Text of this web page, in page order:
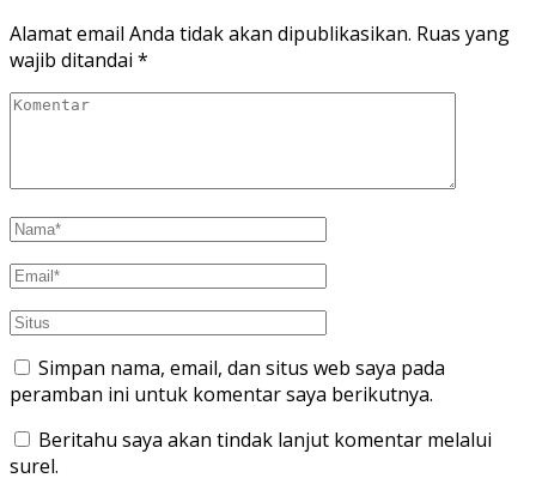
Alamat email Anda tidak akan dipublikasikan. Ruas yang
wajib ditandai *
Simpan nama, email, dan situs web saya pada
peramban ini untuk komentar saya berikutnya.
Beritahu saya akan tindak lanjut komentar melalui
surel.